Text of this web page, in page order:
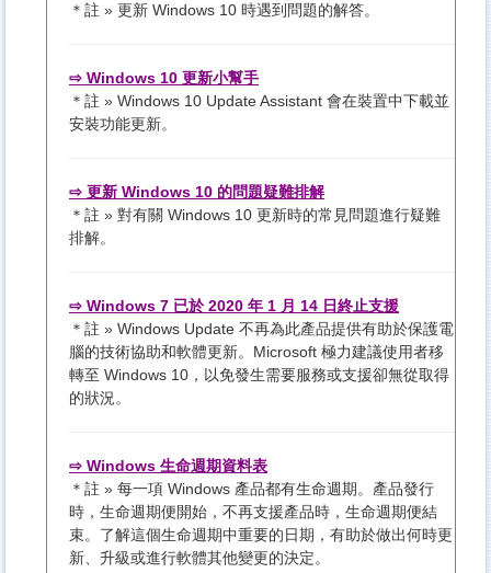
＊註 » 更新 Windows 10 時遇到問題的解答。
⇨ Windows 10 更新小幫手
＊註 » Windows 10 Update Assistant 會在裝置中下載並
安裝功能更新。
⇨ 更新 Windows 10 的問題疑難排解
＊註 » 對有關 Windows 10 更新時的常見問題進行疑難
排解。
⇨ Windows 7 已於 2020 年 1 月 14 日終止支援
＊註 » Windows Update 不再為此產品提供有助於保護電
腦的技術協助和軟體更新。Microsoft 極力建議使用者移
轉至 Windows 10，以免發生需要服務或支援卻無從取得
的狀況。
⇨ Windows 生命週期資料表
＊註 » 每一項 Windows 產品都有生命週期。產品發行
時，生命週期便開始，不再支援產品時，生命週期便結
束。了解這個生命週期中重要的日期，有助於做出何時更
新、升級或進行軟體其他變更的決定。